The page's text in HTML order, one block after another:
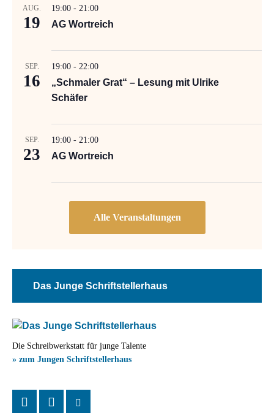
AUG.
19
19:00 - 21:00
AG Wortreich
SEP.
16
19:00 - 22:00
„Schmaler Grat“ – Lesung mit Ulrike
Schäfer
SEP.
23
19:00 - 21:00
AG Wortreich
Das Junge Schriftstellerhaus
Die Schreibwerkstatt für junge Talente
» zum Jungen Schriftstellerhaus